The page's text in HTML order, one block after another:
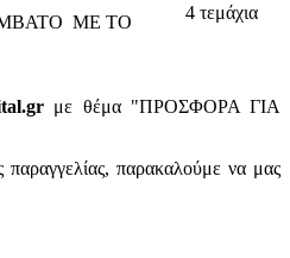
ΜΕ ΤΟ
4 τεμάχια
με θέμα "ΠΡΟΣΦΟΡΑ ΓΙΑ
παραγγελίας, παρακαλούμε να μας